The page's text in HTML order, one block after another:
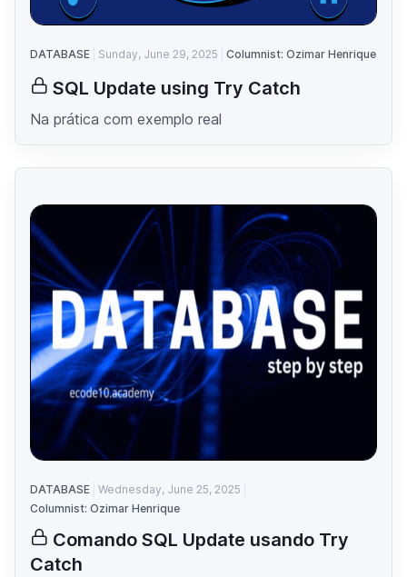
DATABASE Sunday, June 29, 2025 Columnist: Ozimar Henrique
SQL Update using Try Catch
Na prática com exemplo real
DATABASE Wednesday, June 25, 2025
Columnist: Ozimar Henrique
Comando SQL Update usando Try
Catch